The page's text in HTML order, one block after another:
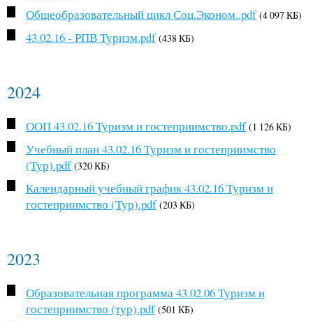
Общеобразовательный цикл Соц.Эконом..pdf (4 097 КБ)
43.02.16 - РПВ Туризм.pdf (438 КБ)
2024
ООП 43.02.16 Туризм и гостеприимство.pdf (1 126 КБ)
Учебный план 43.02.16 Туризм и гостеприимство
(Тур).pdf (320 КБ)
Календарный учебный график 43.02.16 Туризм и
гостеприимство (Тур).pdf (203 КБ)
2023
Образовательная программа 43.02.06 Туризм и
гостеприимство (тур).pdf (501 КБ)